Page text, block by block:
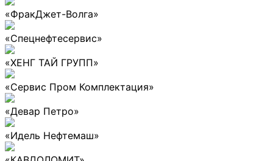
«ФракДжет-Волга»
«Спецнефтесервис»
«ХЕНГ ТАЙ ГРУПП»
«Сервис Пром Комплектация»
«Девар Петро»
«Идель Нефтемаш»